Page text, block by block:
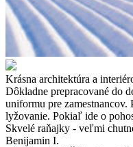
Krásna architektúra a
Dôkladne prepracované do
uniformu pre zamestnancov.
lyžovanie. Pokiaľ ide o
Skvelé raňajky - veľmi
Benijamin I.